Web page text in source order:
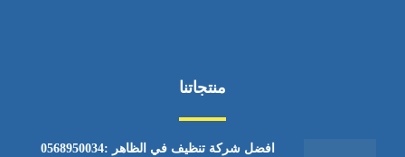
منتجاتنا
افضل شركة تنظيف في الظاهر :0568950034